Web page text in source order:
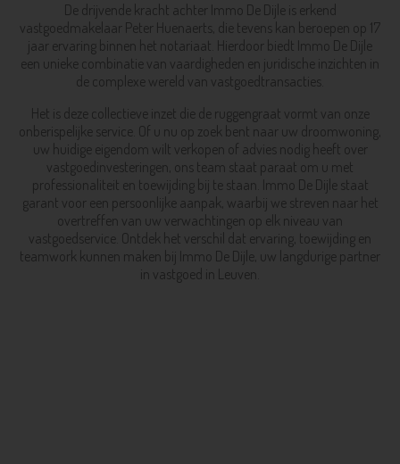
De drijvende kracht achter Immo De Dijle is erkend
vastgoedmakelaar Peter Huenaerts, die tevens kan beroepen op 17
jaar ervaring binnen het notariaat. Hierdoor biedt Immo De Dijle
een unieke combinatie van vaardigheden en juridische inzichten in
de complexe wereld van vastgoedtransacties.
Het is deze collectieve inzet die de ruggengraat vormt van onze
onberispelijke service. Of u nu op zoek bent naar uw droomwoning,
uw huidige eigendom wilt verkopen of advies nodig heeft over
vastgoedinvesteringen, ons team staat paraat om u met
professionaliteit en toewijding bij te staan. Immo De Dijle staat
garant voor een persoonlijke aanpak, waarbij we streven naar het
overtreffen van uw verwachtingen op elk niveau van
vastgoedservice. Ontdek het verschil dat ervaring, toewijding en
teamwork kunnen maken bij Immo De Dijle, uw langdurige partner
in vastgoed in Leuven.